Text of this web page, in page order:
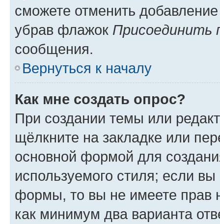
сможете отменить
убрав флажок Присоединить
сообщения.
Вернуться к началу
Как мне создать опрос?
При создании темы или
щёлкните на закладке или
основной формой для
используемого стиля; если
формы, то вы не имеете прав
как минимум два варианта